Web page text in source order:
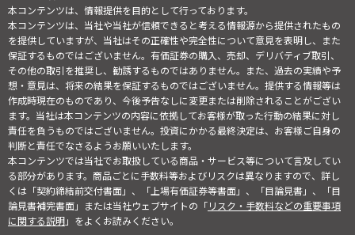
本コンテンツは、情報提供を目的として行っております。
本コンテンツは、当社や当社が信頼できると考える情報源から提供されたもの
を提供していますが、当社はその正確性や完全性について意見を表明し、また
保証するものではございません。有価証券の購入、売却、デリバティブ取引、
その他の取引を推奨し、勧誘するものではありません。また、過去の実績や予
想・意見は、将来の結果を保証するものではございません。提供する情報等は
作成時現在のものであり、今後予告なしに変更または削除されることがござい
ます。当社は本コンテンツの内容に依拠してお客様が取った行動の結果に対し
責任を負うものではございません。投資にかかる最終決定は、お客様ご自身の
判断と責任でなさるようお願いいたします。
本コンテンツでは当社でお取扱している商品・サービス等について言及してい
る部分があります。商品ごとに手数料等およびリスクは異なりますので、詳し
くは「契約締結前交付書面」、「上場有価証券等書面」、「目論見書」、「目
論見書補完書面」または当社ウェブサイトの「リスク・手数料などの重要事項
に関する説明」をよくお読みください。